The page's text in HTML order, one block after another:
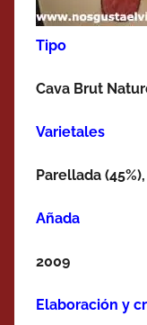
Tipo
Cava Brut
Varietales
Parellada
Añada
2009
Elaboración y